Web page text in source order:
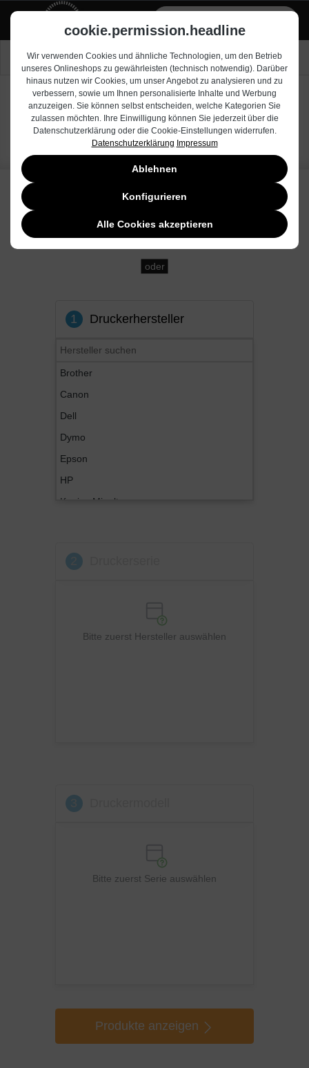
springen
Nach Drucker suchen
Aficio MP
oder
1 Druckerhersteller
Brother
Canon
Dell
Dymo
Epson
HP
Konica Minolta
OKI
Bitte zuerst Hersteller auswählen
Bitte zuerst Serie auswählen
Produkte anzeigen
cookie.permission.headline
Wir verwenden Cookies und ähnliche Technologien, um den Betrieb
unseres Onlineshops zu gewährleisten (technisch notwendig). Darüber
hinaus nutzen wir Cookies, um unser Angebot zu analysieren und zu
verbessern, sowie um Ihnen personalisierte Inhalte und Werbung
anzuzeigen. Sie können selbst entscheiden, welche Kategorien Sie
zulassen möchten. Ihre Einwilligung können Sie jederzeit über die
Datenschutzerklärung oder die Cookie-Einstellungen widerrufen.
Datenschutzerklärung Impressum
Ablehnen
Konfigurieren
Alle Cookies akzeptieren